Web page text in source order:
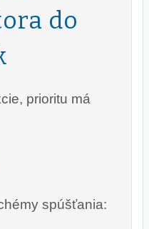
do
prioritu má
spúšťania: